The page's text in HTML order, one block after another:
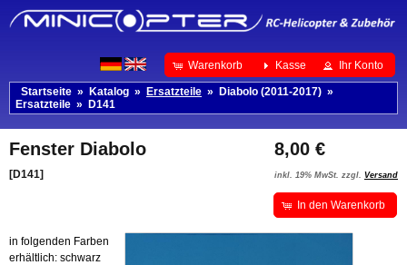
Warenkorb Kasse Ihr Konto
Startseite » Katalog » Ersatzteile » Diabolo (2011-2017) »
Ersatzteile » D141
8,00 €
inkl. 19% MwSt. zzgl. Versand
Fenster Diabolo
[D141]
In den Warenkorb
in folgenden Farben
erhältlich: schwarz